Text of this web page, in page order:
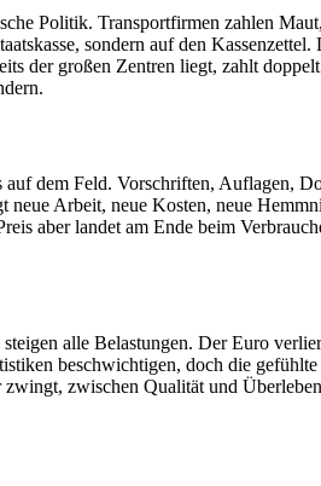
Politik. Transportfirmen zahlen
sondern auf den Kassenzettel.
der großen Zentren liegt, zahlt
dem Feld. Vorschriften, Auflagen,
Arbeit, neue Kosten, neue
aber landet am Ende beim
alle Belastungen. Der Euro
beschwichtigen, doch die
zwischen Qualität und